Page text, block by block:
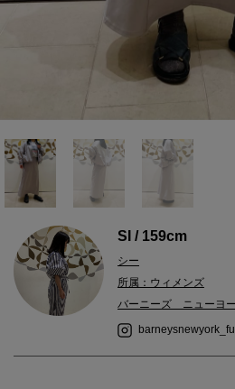
SI / 159cm
シー
所属：ウィメンズ
バーニーズ ニューヨ